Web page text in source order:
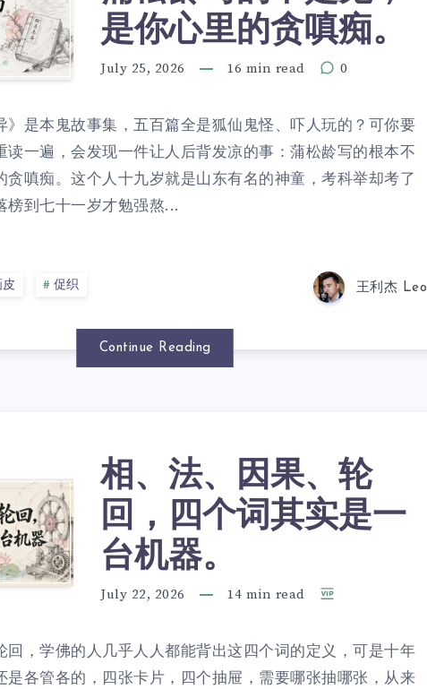
是你心里的贪嗔痴。
July 25, 2026 16 min read 0
》是本鬼故事集，五百篇全是狐仙鬼怪、吓人玩的？可你要
读一遍，会发现一件让人后背发凉的事：蒲松龄写的根本不
贪嗔痴。这个人十九岁就是山东有名的神童，考科举却考了
榜到七十一岁才勉强熬...
皮 促织 王利杰 Leo
Continue Reading
相、法、因果、轮
回，四个词其实是一
台机器。
July 22, 2026 14 min read
回，学佛的人几乎人人都能背出这四个词的定义，可是十年
是各管各的，四张卡片，四个抽屉，需要哪张抽哪张，从来